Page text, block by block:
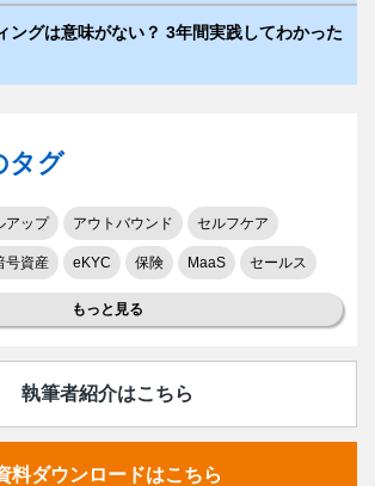
ングは意味がない？ 3年間実践してわかった
タグ
アップ アウトバウンド セルフケア
号資産 eKYC 保険 MaaS セールス
もっと見る
執筆者紹介はこちら
料ダウンロードはこちら